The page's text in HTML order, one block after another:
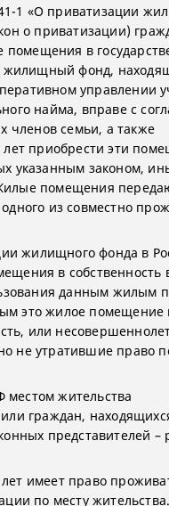
1 «О приватизации
о приватизации)
в
фонд,
управлении
найма, вправе с
членов семьи, а также
лет приобрести эти
указанным законом,
помещения
из совместно
жилищного фонда в
в собственность
данным жилым
это жилое помещение
или
не утратившие право
местом жительства
граждан,
представителей –
имеет право
по месту жительства.